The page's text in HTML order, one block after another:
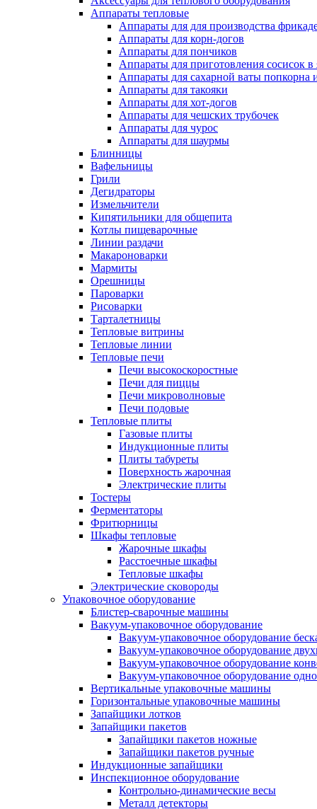
Аппараты тепловые
Аппараты для для производства
Аппараты для корн-догов
Аппараты для пончиков
Аппараты для приготовления сосисок в
Аппараты для сахарной ваты попкорна
Аппараты для такояки
Аппараты для хот-догов
Аппараты для чешских трубочек
Аппараты для чурос
Аппараты для шаурмы
Блинницы
Вафельницы
Грили
Дегидраторы
Измельчители
Кипятильники для общепита
Котлы пищеварочные
Линии раздачи
Макароноварки
Мармиты
Орешницы
Пароварки
Рисоварки
Тарталетницы
Тепловые витрины
Тепловые линии
Тепловые печи
Печи высокоскоростные
Печи для пиццы
Печи микроволновые
Печи подовые
Тепловые плиты
Газовые плиты
Индукционные плиты
Плиты табуреты
Поверхность жарочная
Электрические плиты
Тостеры
Ферментаторы
Фритюрницы
Шкафы тепловые
Жарочные шкафы
Расстоечные шкафы
Тепловые шкафы
Электрические сковороды
Упаковочное оборудование
Блистер-сварочные машины
Вакуум-упаковочное оборудование
Вакуум-упаковочное оборудование
Вакуум-упаковочное оборудование
Вакуум-упаковочное оборудование
Вакуум-упаковочное оборудование
Вертикальные упаковочные машины
Горизонтальные упаковочные машины
Запайщики лотков
Запайщики пакетов
Запайщики пакетов ножные
Запайщики пакетов ручные
Индукционные запайщики
Инспекционное оборудование
Контрольно-динамические весы
Металл детекторы